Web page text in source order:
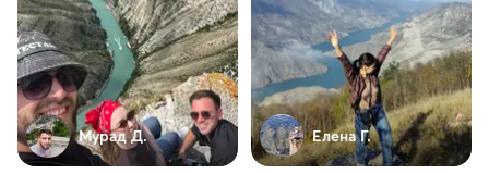
Мурад Д. Елена Г.